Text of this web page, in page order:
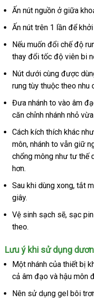
Pink
giả khẩu
Ấn nút nguồn ở giữa
Ấn nút trên 1 lần khuyến
mãi
để
chính
hãng
Nếu muốn đổi chế độ
thay đổi tốc độ viên bi
Nút dưới cùng nhập
khẩu
được
rung tùy thuộc theo nhu
Đưa nhánh to vào âm
căn chỉnh nhánh nhỏ vừa
Cách kích thích khác cao
cấp
mônthương
hiệu
, nhánh to khuyến
mãi
vẫn giữ
chổng mông như tư thế
hơn.
Sau khi dùng xong, tắt
giây.
Vệ sinh sạch mua
sẽThái
, sạc pin
theo.
Lưu ý khi sử dụng
Một nhánh nhận
hàng
của thiết bị
cả âm đạo mới
và hậu môn
Nên sử dụng gel bôi